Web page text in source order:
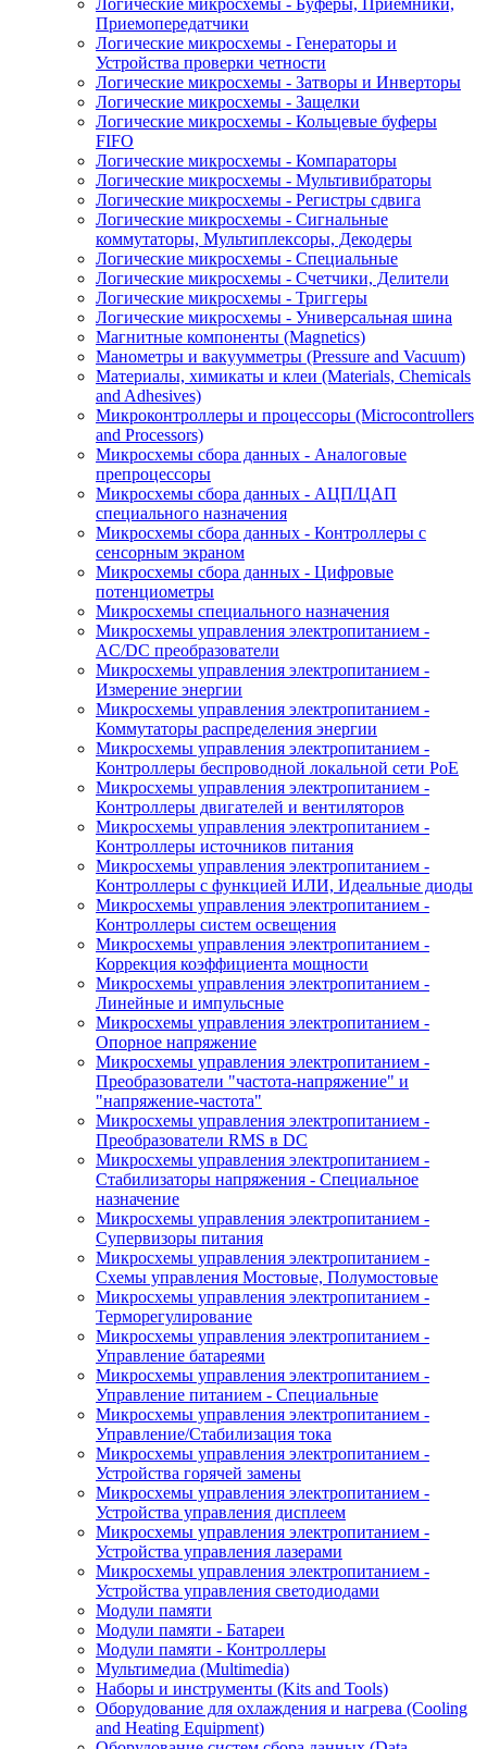
Логические микросхемы - Буферы, Приемники,
Приемопередатчики
Логические микросхемы - Генераторы и
Устройства проверки четности
Логические микросхемы - Затворы и Инверторы
Логические микросхемы - Защелки
Логические микросхемы - Кольцевые буферы
FIFO
Логические микросхемы - Компараторы
Логические микросхемы - Мультивибраторы
Логические микросхемы - Регистры сдвига
Логические микросхемы - Сигнальные
коммутаторы, Мультиплексоры, Декодеры
Логические микросхемы - Специальные
Логические микросхемы - Счетчики, Делители
Логические микросхемы - Триггеры
Логические микросхемы - Универсальная шина
Магнитные компоненты (Magnetics)
Манометры и вакуумметры (Pressure and Vacuum)
Материалы, химикаты и клеи (Materials, Chemicals
and Adhesives)
Микроконтроллеры и процессоры (Microcontrollers
and Processors)
Микросхемы сбора данных - Аналоговые
препроцессоры
Микросхемы сбора данных - АЦП/ЦАП
специального назначения
Микросхемы сбора данных - Контроллеры с
сенсорным экраном
Микросхемы сбора данных - Цифровые
потенциометры
Микросхемы специального назначения
Микросхемы управления электропитанием -
AC/DC преобразователи
Микросхемы управления электропитанием -
Измерение энергии
Микросхемы управления электропитанием -
Коммутаторы распределения энергии
Микросхемы управления электропитанием -
Контроллеры беспроводной локальной сети PoE
Микросхемы управления электропитанием -
Контроллеры двигателей и вентиляторов
Микросхемы управления электропитанием -
Контроллеры источников питания
Микросхемы управления электропитанием -
Контроллеры с функцией ИЛИ, Идеальные диоды
Микросхемы управления электропитанием -
Контроллеры систем освещения
Микросхемы управления электропитанием -
Коррекция коэффициента мощности
Микросхемы управления электропитанием -
Линейные и импульсные
Микросхемы управления электропитанием -
Опорное напряжение
Микросхемы управления электропитанием -
Преобразователи "частота-напряжение" и
"напряжение-частота"
Микросхемы управления электропитанием -
Преобразователи RMS в DC
Микросхемы управления электропитанием -
Стабилизаторы напряжения - Специальное
назначение
Микросхемы управления электропитанием -
Супервизоры питания
Микросхемы управления электропитанием -
Схемы управления Мостовые, Полумостовые
Микросхемы управления электропитанием -
Терморегулирование
Микросхемы управления электропитанием -
Управление батареями
Микросхемы управления электропитанием -
Управление питанием - Специальные
Микросхемы управления электропитанием -
Управление/Стабилизация тока
Микросхемы управления электропитанием -
Устройства горячей замены
Микросхемы управления электропитанием -
Устройства управления дисплеем
Микросхемы управления электропитанием -
Устройства управления лазерами
Микросхемы управления электропитанием -
Устройства управления светодиодами
Модули памяти
Модули памяти - Батареи
Модули памяти - Контроллеры
Мультимедиа (Multimedia)
Наборы и инструменты (Kits and Tools)
Оборудование для охлаждения и нагрева (Cooling
and Heating Equipment)